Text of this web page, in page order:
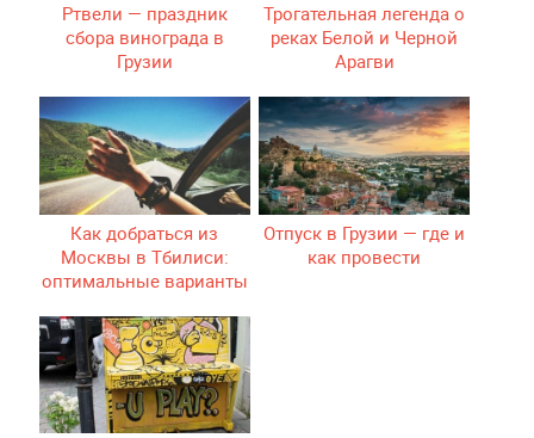
Ртвели — праздник
сбора винограда в
Грузии
Трогательная легенда о
реках Белой и Черной
Арагви
Как добраться из
Москвы в Тбилиси:
оптимальные варианты
Отпуск в Грузии — где и
как провести